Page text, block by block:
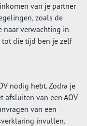
van je partner
zoals de
naar verwachting in
tot die tijd ben je zelf
nodig hebt. Zodra je
afsluiten van een AOV
van een
invullen.